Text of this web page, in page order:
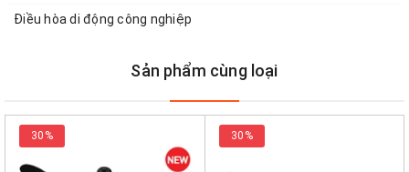
Điều hòa di động công nghiệp
Sản phẩm cùng loại
30% 30%